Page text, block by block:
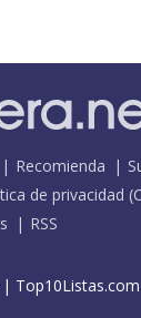
Recomienda
de privacidad (
RSS
| Top10Listas.com